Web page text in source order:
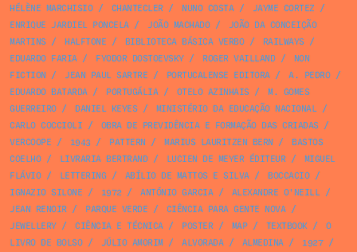
HÉLÈNE MARCHISIO/ CHANTECLER/ NUNO COSTA/ JAYME CORTEZ /
ENRIQUE JARDIEL PONCELA/ JOÃO MACHADO/
JOÃO DA CONCEIÇÃO
MARTINS / HALFTONE / BIBLIOTECA BÁSICA VERBO/ RAILWAYS /
EDUARDO FARIA/ FYODOR DOSTOEVSKY/ ROGER VAILLAND/
NON
FICTION / JEAN PAUL SARTRE / PORTUCALENSE EDITORA/ A. PEDRO/
EDUARDO BATARDA/ PORTUGÁLIA/ OTELO AZINHAIS /
M. GOMES
GUERREIRO/ DANIEL KEYES / MINISTÉRIO DA EDUCAÇÃO NACIONAL/
CARLO COCCIOLI / OBRA DE PREVIDÊNCIA E FORMAÇÃO DAS CRIADAS /
VERCOOPE / 1943 / PATTERN / MARIUS LAURITZEN BERN /
BASTOS
COELHO/ LIVRARIA BERTRAND/ LUCIEN DE MEYER ÉDITEUR/
MIGUEL
FLÁVIO/ LETTERING / ABÍLIO DE MATTOS E SILVA/ BOCCACIO/
IGNAZIO SILONE / 1972 / ANTÓNIO GARCIA/ ALEXANDRE O'NEILL/
JEAN RENOIR/ PARQUE VERDE / CIÊNCIA PARA GENTE NOVA/
JEWELLERY/ CIÊNCIA E TÉCNICA/ POSTER/ MAP/ TEXTBOOK/
O
LIVRO DE BOLSO/ JÚLIO AMORIM/ ALVORADA/ ALMEDINA/ 1927/